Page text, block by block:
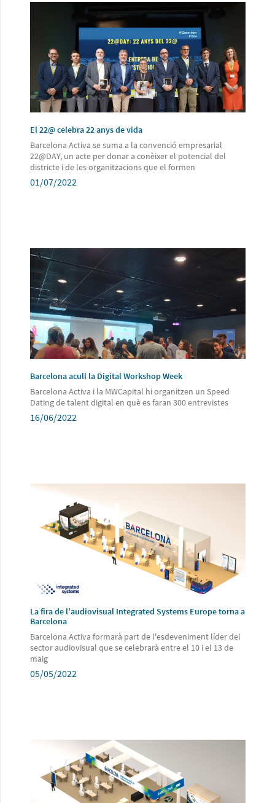
El 22@ celebra 22 anys de vida
Barcelona Activa se suma a la convenció empresarial
22@DAY, un acte per donar a conèixer el potencial del
districte i de les organitzacions que el formen
01/07/2022
Barcelona acull la Digital Workshop Week
Barcelona Activa i la MWCapital hi organitzen un Speed
Dating de talent digital en què es faran 300 entrevistes
16/06/2022
La fira de l'audiovisual Integrated Systems Europe torna a
Barcelona
Barcelona Activa formarà part de l'esdeveniment líder del
sector audiovisual que se celebrarà entre el 10 i el 13 de
maig
05/05/2022